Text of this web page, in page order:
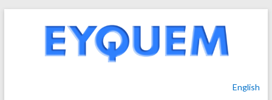
English